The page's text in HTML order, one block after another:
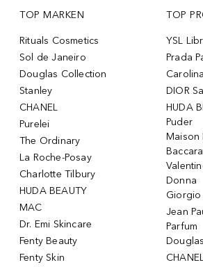
TOP MARKEN
Rituals Cosmetics
Sol de Janeiro
Douglas Collection
Stanley
CHANEL
Purelei
The Ordinary
La Roche-Posay
Charlotte Tilbury
HUDA BEAUTY
MAC
Dr. Emi Skincare
Fenty Beauty
Fenty Skin
TOP
YSL
Prada
DIOR
HUDA
Puder
Maison
Donna
Giorgio
Jean
Parfum